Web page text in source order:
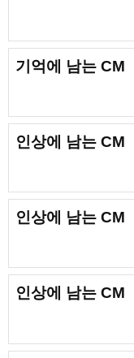
기억에 남는 CM
인상에 남는 CM
인상에 남는 CM
인상에 남는 CM